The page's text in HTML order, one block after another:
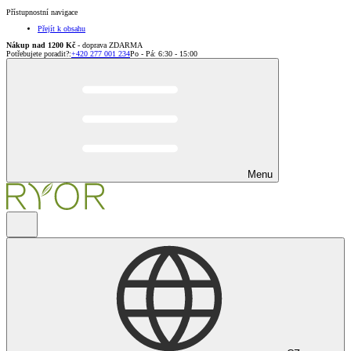
Přístupnostní navigace
Přejít k obsahu
Nákup nad 1200 Kč - doprava ZDARMA
Potřebujete poradit?:+420 277 001 234Po - Pá: 6:30 - 15:00
Menu